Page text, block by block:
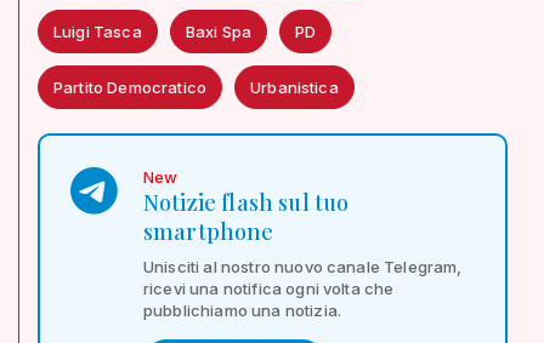
Luigi Tasca Baxi Spa PD
Partito Democratico Urbanistica
New
Notizie flash sul tuo
smartphone
Unisciti al nostro nuovo canale Telegram,
ricevi una notifica ogni volta che
pubblichiamo una notizia.